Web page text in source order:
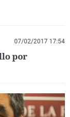
07/02/2017 17:54
por